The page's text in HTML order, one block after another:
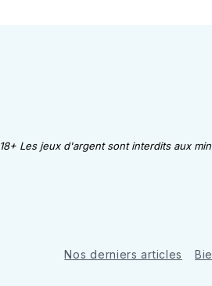
18+ Les jeux d'argent sont interdits aux
Nos derniers articles